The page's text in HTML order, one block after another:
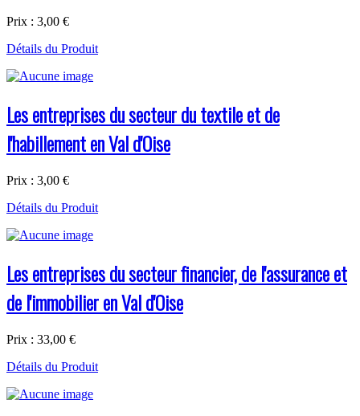
Prix : 3,00 €
Détails du Produit
Les entreprises du secteur du textile et de
l'habillement en Val d'Oise
Prix : 3,00 €
Détails du Produit
Les entreprises du secteur financier, de l'assurance et
de l'immobilier en Val d'Oise
Prix : 33,00 €
Détails du Produit